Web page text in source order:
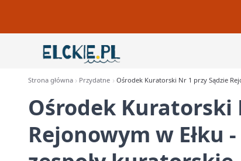
Strona główna Przydatne Ośrodek Kuratorski Nr 1 przy Sądzie
Ośrodek Kuratorski
Rejonowym w